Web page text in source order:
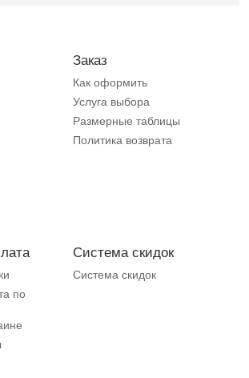
Заказ
Как оформить
Услуга выбора
Размерные таблицы
Политика возврата
по
Система скидок
Система скидок